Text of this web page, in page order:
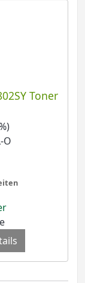
Toner
O